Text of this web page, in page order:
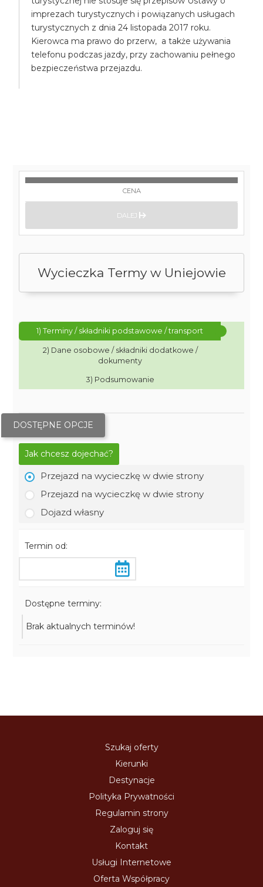
imprezach turystycznych i powiązanych usługach
turystycznych z dnia 24 listopada 2017 roku.
Kierowca ma prawo do przerw, a także używania
telefonu podczas jazdy, przy zachowaniu pełnego
bezpieczeństwa przejazdu.
Wycieczka Termy w Uniejowie
1) Terminy / składniki podstawowe / transport
2) Dane osobowe / składniki dodatkowe /
dokumenty
3) Podsumowanie
DOSTĘPNE OPCJE
Jak chcesz dojechać?
Przejazd na wycieczkę w dwie strony
Przejazd na wycieczkę w dwie strony
Dojazd własny
Termin od:
Dostępne terminy:
Brak aktualnych terminów!
CENA
DALEJ
Szukaj oferty
Kierunki
Destynacje
Polityka Prywatności
Regulamin strony
Zaloguj się
Kontakt
Usługi Internetowe
Oferta Współpracy